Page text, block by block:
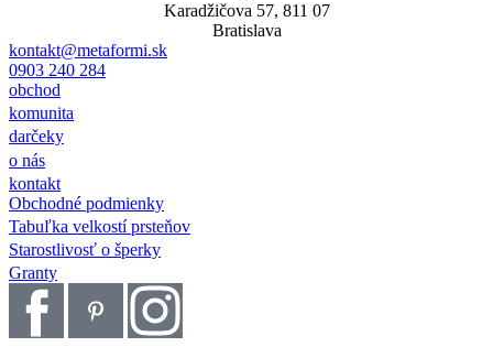
Karadžičova 57, 811 07
Bratislava
kontakt@metaformi.sk
0903 240 284
obchod
komunita
darčeky
o nás
kontakt
Obchodné podmienky
Tabuľka velkostí prsteňov
Starostlivosť o šperky
Granty